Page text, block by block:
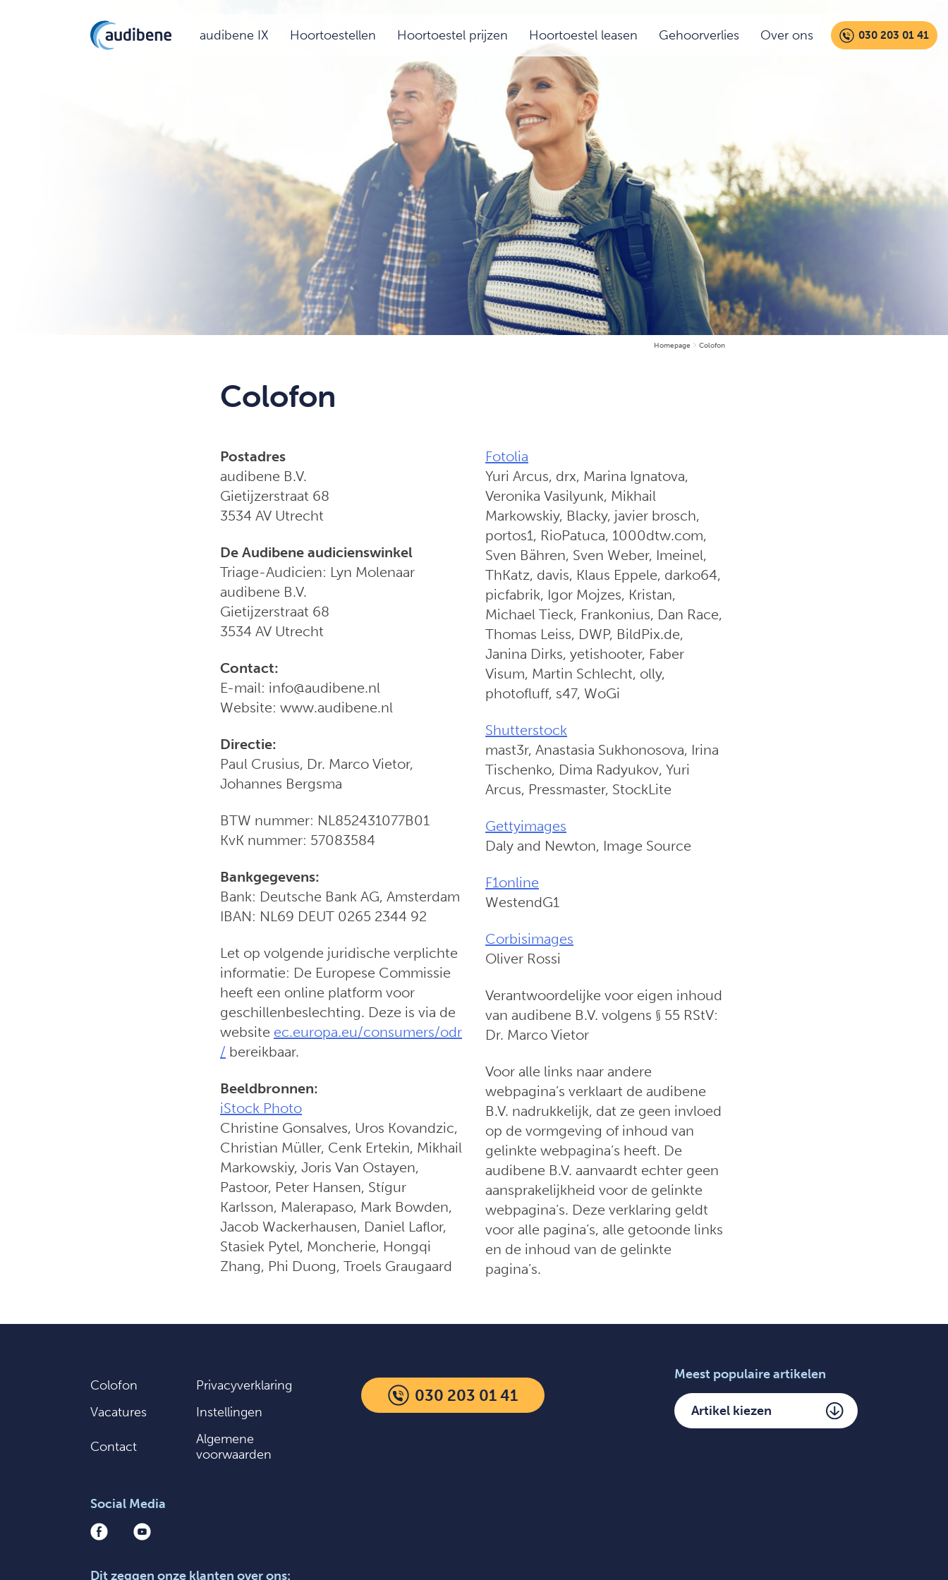
audibene IX Hoortoestellen Hoortoestel prijzen Hoortoestel leasen Gehoorverlies Over ons 030 203 01 41
Homepage Colofon
Colofon
Postadres
audibene B.V.
Gietijzerstraat 68
3534 AV Utrecht
De Audibene audicienswinkel
Triage-Audicien: Lyn Molenaar
audibene B.V.
Gietijzerstraat 68
3534 AV Utrecht
Contact:
E-mail: info@audibene.nl
Website: www.audibene.nl
Directie:
Paul Crusius, Dr. Marco Vietor,
Johannes Bergsma
BTW nummer: NL852431077B01
KvK nummer: 57083584
Bankgegevens:
Bank: Deutsche Bank AG, Amsterdam
IBAN: NL69 DEUT 0265 2344 92
Let op volgende juridische verplichte
informatie: De Europese Commissie
heeft een online platform voor
geschillenbeslechting. Deze is via de
website ec.europa.eu/consumers/odr
/ bereikbaar.
Beeldbronnen:
iStock Photo
Christine Gonsalves, Uros Kovandzic,
Christian Müller, Cenk Ertekin, Mikhail
Markowskiy, Joris Van Ostayen,
Pastoor, Peter Hansen, Stígur
Karlsson, Malerapaso, Mark Bowden,
Jacob Wackerhausen, Daniel Laflor,
Stasiek Pytel, Moncherie, Hongqi
Zhang, Phi Duong, Troels Graugaard
Fotolia
Yuri Arcus, drx, Marina Ignatova,
Veronika Vasilyunk, Mikhail
Markowskiy, Blacky, javier brosch,
portos1, RioPatuca, 1000dtw.com,
Sven Bähren, Sven Weber, Imeinel,
ThKatz, davis, Klaus Eppele, darko64,
picfabrik, Igor Mojzes, Kristan,
Michael Tieck, Frankonius, Dan Race,
Thomas Leiss, DWP, BildPix.de,
Janina Dirks, yetishooter, Faber
Visum, Martin Schlecht, olly,
photofluff, s47, WoGi
Shutterstock
mast3r, Anastasia Sukhonosova, Irina
Tischenko, Dima Radyukov, Yuri
Arcus, Pressmaster, StockLite
Gettyimages
Daly and Newton, Image Source
F1online
WestendG1
Corbisimages
Oliver Rossi
Verantwoordelijke voor eigen inhoud
van audibene B.V. volgens § 55 RStV:
Dr. Marco Vietor
Voor alle links naar andere
webpagina’s verklaart de audibene
B.V. nadrukkelijk, dat ze geen invloed
op de vormgeving of inhoud van
gelinkte webpagina’s heeft. De
audibene B.V. aanvaardt echter geen
aansprakelijkheid voor de gelinkte
webpagina’s. Deze verklaring geldt
voor alle pagina’s, alle getoonde links
en de inhoud van de gelinkte
pagina’s.
Colofon
Privacyverklaring
Vacatures
Instellingen
Contact
Algemene
voorwaarden
Social Media
030 203 01 41
Meest populaire artikelen
Artikel kiezen
Dit zeggen onze klanten over ons: